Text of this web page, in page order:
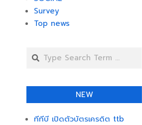
Survey
Top news
Search
NEW
ทีทีบี เปิดตัวบัตรเครดิต ttb